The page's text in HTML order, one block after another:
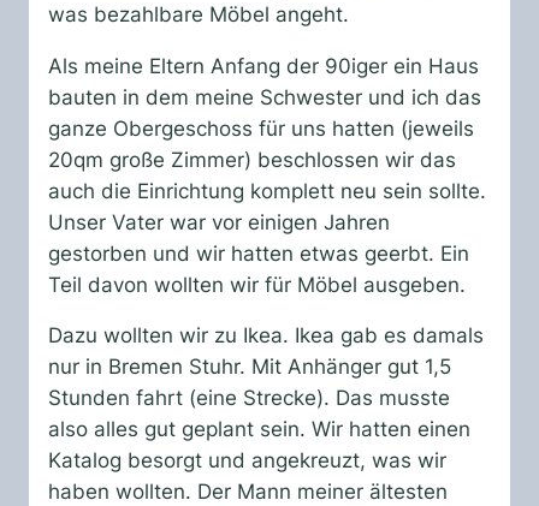
was bezahlbare Möbel angeht.
Als meine Eltern Anfang der 90iger ein Haus
bauten in dem meine Schwester und ich das
ganze Obergeschoss für uns hatten (jeweils
20qm große Zimmer) beschlossen wir das
auch die Einrichtung komplett neu sein sollte.
Unser Vater war vor einigen Jahren
gestorben und wir hatten etwas geerbt. Ein
Teil davon wollten wir für Möbel ausgeben.
Dazu wollten wir zu Ikea. Ikea gab es damals
nur in Bremen Stuhr. Mit Anhänger gut 1,5
Stunden fahrt (eine Strecke). Das musste
also alles gut geplant sein. Wir hatten einen
Katalog besorgt und angekreuzt, was wir
haben wollten. Der Mann meiner ältesten